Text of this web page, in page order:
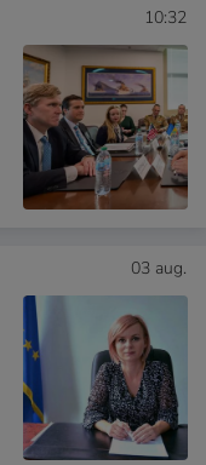
10:32
03 aug.